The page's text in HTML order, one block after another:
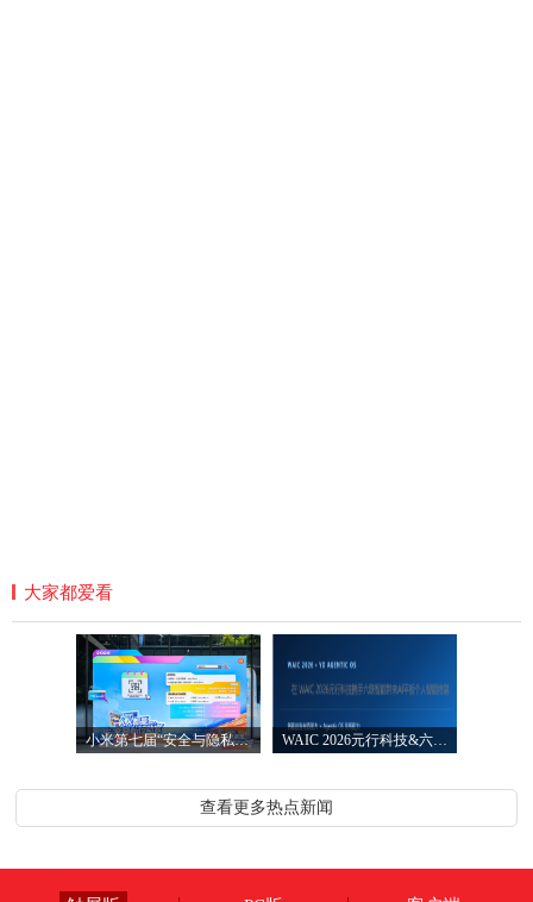
大家都爱看
小米第七届“安全与隐私宣传月”圆满落 WAIC 2026元行科技&六联智能发布AI智能平
查看更多热点新闻